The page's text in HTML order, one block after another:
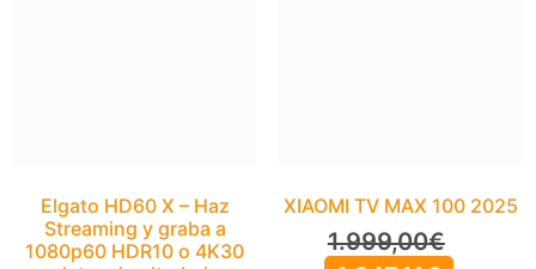
Elgato HD60 X – Haz
Streaming y graba a
1080p60 HDR10 o 4K30
XIAOMI TV MAX 100 2025
1.999,00€